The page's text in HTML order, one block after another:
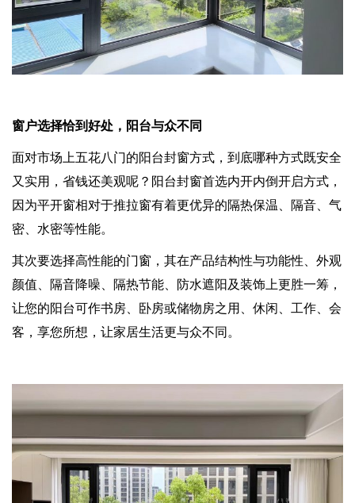
窗户选择恰到好处，阳台与众不同
面对市场上五花八门的阳台封窗方式，到底哪种方式既安全
又实用，省钱还美观呢？阳台封窗首选内开内倒开启方式，
因为平开窗相对于推拉窗有着更优异的隔热保温、隔音、气
密、水密等性能。
其次要选择高性能的门窗，其在产品结构性与功能性、外观
颜值、隔音降噪、隔热节能、防水遮阳及装饰上更胜一筹，
让您的阳台可作书房、卧房或储物房之用、休闲、工作、会
客，享您所想，让家居生活更与众不同。